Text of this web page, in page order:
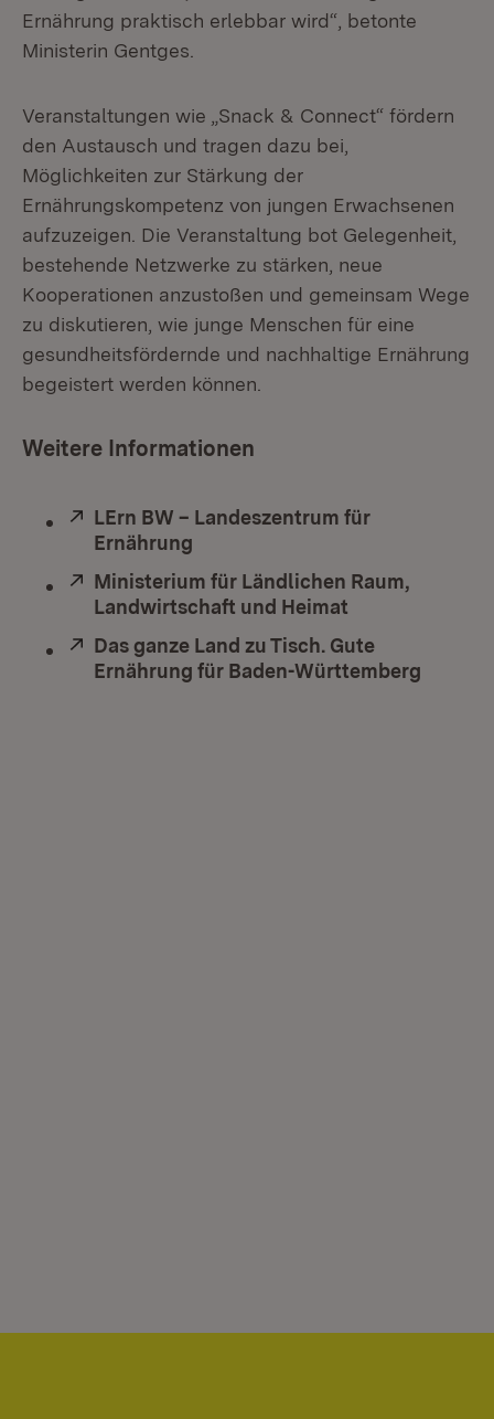
Ernährung praktisch erlebbar wird“, betonte
Ministerin Gentges.
Veranstaltungen wie „Snack & Connect“ fördern
den Austausch und tragen dazu bei,
Möglichkeiten zur Stärkung der
Ernährungskompetenz von jungen Erwachsenen
aufzuzeigen. Die Veranstaltung bot Gelegenheit,
bestehende Netzwerke zu stärken, neue
Kooperationen anzustoßen und gemeinsam Wege
zu diskutieren, wie junge Menschen für eine
gesundheitsfördernde und nachhaltige Ernährung
begeistert werden können.
Weitere Informationen
Extern:
LErn BW – Landeszentrum für
Ernährung
Extern:
Ministerium für Ländlichen Raum,
Landwirtschaft und Heimat
Extern:
Das ganze Land zu Tisch. Gute
Ernährung für Baden-Württemberg